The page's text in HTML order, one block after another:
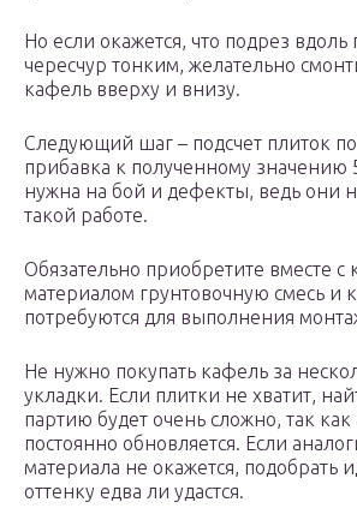
Но если окажется, что подрез вдоль
чересчур тонким, желательно
кафель вверху и внизу.
Следующий шаг – подсчет плиток
прибавка к полученному значению
нужна на бой и дефекты, ведь они
такой работе.
Обязательно приобретите вместе с
материалом грунтовочную смесь и
потребуются для выполнения
Не нужно покупать кафель за
укладки. Если плитки не хватит,
партию будет очень сложно, так как
постоянно обновляется. Если
материала не окажется, подобрать
оттенку едва ли удастся.